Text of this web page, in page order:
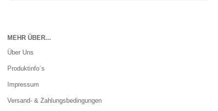
MEHR ÜBER...
Über Uns
Produktinfo`s
Impressum
Versand- & Zahlungsbedingungen